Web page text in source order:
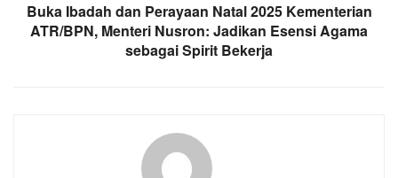
Buka Ibadah dan Perayaan Natal 2025 Kementerian
ATR/BPN, Menteri Nusron: Jadikan Esensi Agama
sebagai Spirit Bekerja